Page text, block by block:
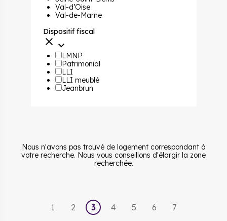
Val-d’Oise
Val-de-Marne
Dispositif fiscal
LMNP
Patrimonial
LLI
LLI meublé
Jeanbrun
Nous n'avons pas trouvé de logement correspondant à
votre recherche. Nous vous conseillons d'élargir la zone
recherchée.
1 2 3 4 5 6 7